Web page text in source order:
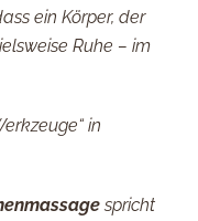
ein Körper, der
Ruhe – im
in
spricht